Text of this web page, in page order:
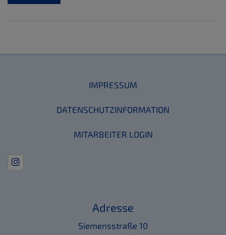
IMPRESSUM
DATENSCHUTZINFORMATION
MITARBEITER LOGIN
Adresse
Siemensstraße 10